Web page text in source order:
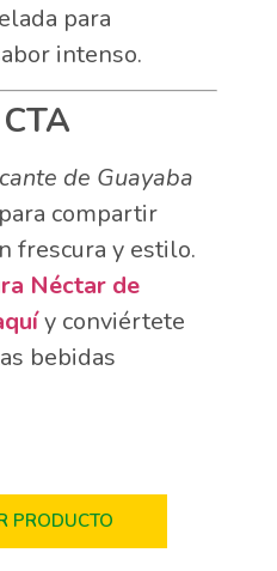
para
intenso.
de Guayaba
compartir
frescura y estilo.
Néctar de
y conviértete
bebidas
PRODUCTO